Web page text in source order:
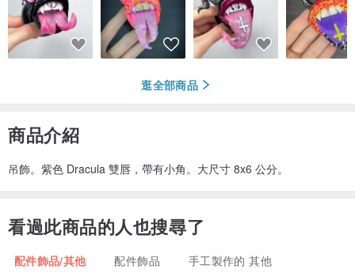
逛全部商品
商品介紹
吊飾。紫色 Dracula 雙唇，帶有小角。大尺寸 8x6 公分。
看過此商品的人也搜尋了
配件飾品/其他 配件飾品 手工製作的 其他